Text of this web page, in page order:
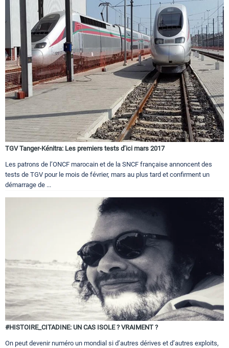
TGV Tanger-Kénitra: Les premiers tests d’ici mars 2017
Les patrons de l’ONCF marocain et de la SNCF française annoncent des
tests de TGV pour le mois de février, mars au plus tard et confirment un
démarrage de ...
#HISTOIRE_CITADINE: UN CAS ISOLE ? VRAIMENT ?
On peut devenir numéro un mondial si d’autres dérives et d’autres exploits,